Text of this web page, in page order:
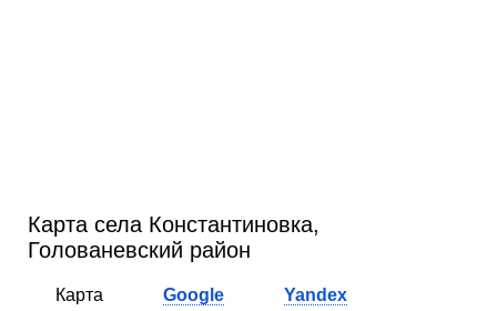
Карта села Константиновка,
Голованевский район
Карта Google Yandex